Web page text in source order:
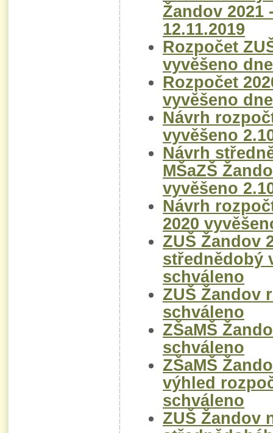
Žandov 2021
12.11.2019
Rozpočet
vyvěšeno
Rozpočet
vyvěšeno
Návrh
vyvěšeno
Návrh
MŠaZŠ
vyvěšeno
Návrh
2020
ZUŠ Žandov
střednědobý
schváleno
ZUŠ Žandov
schváleno
ZŠaMŠ
schváleno
ZŠaMŠ
výhled
schváleno
ZUŠ Žandov